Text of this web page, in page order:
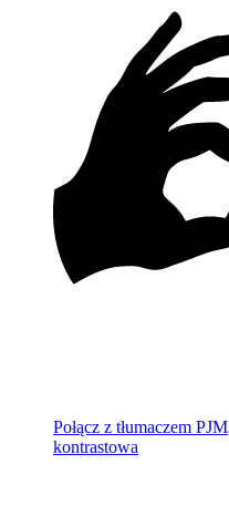
Połącz z tłumaczem PJM
kontrastowa